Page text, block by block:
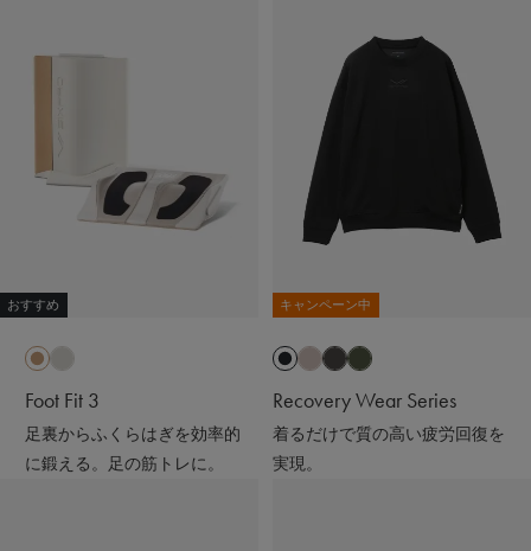
おすすめ
Foot Fit 3
足裏からふくらはぎを効率的
に鍛える。足の筋トレに。
キャンペーン中
Recovery Wear Series
着るだけで質の高い疲労回復を
実現。